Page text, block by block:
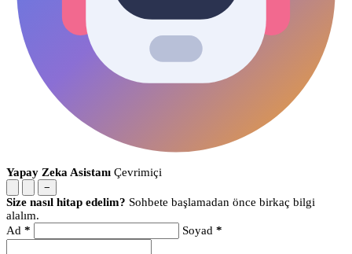
Yapay Zeka Asistanı Çevrimiçi
−
Size nasıl hitap edelim? Sohbete başlamadan önce birkaç bilgi
alalım.
Ad * Soyad *